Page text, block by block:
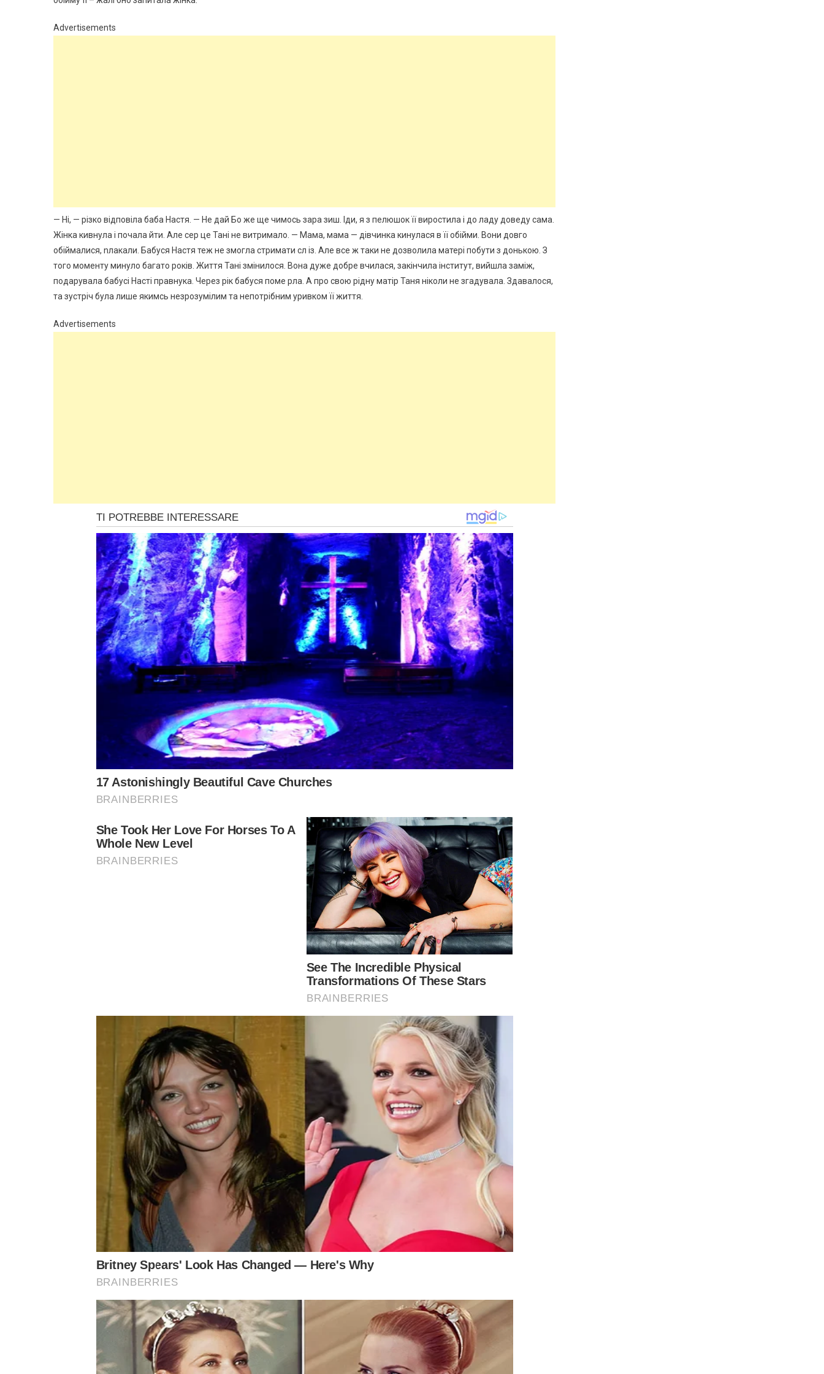
Advertisements
— Ні, — різко відповіла баба Настя. — Не дай Бо же ще чимось зара зиш. Іди, я з пелюшок її виростила і до ладу доведу сама.
Жінка кивнула і почала йти. Але сер це Тані не витримало. — Мама, мама — дівчинка кинулася в її обійми. Вони довго
обіймалися, nлакали. Бабуся Настя теж не змогла стримати сл із. Але все ж таки не дозволила матері побути з донькою. З
того моменту минуло багато років. Життя Тані змінилося. Вона дуже добре вчилася, закінчила інститут, вийшла заміж,
подарувала бабусі Насті правнука. Через рік бабуся поме рла. А про свою рідну матір Таня ніколи не згадувала. Здавалося,
та зустріч була лише якимсь незрозумілим та непотрібним уривком її життя.
Advertisements